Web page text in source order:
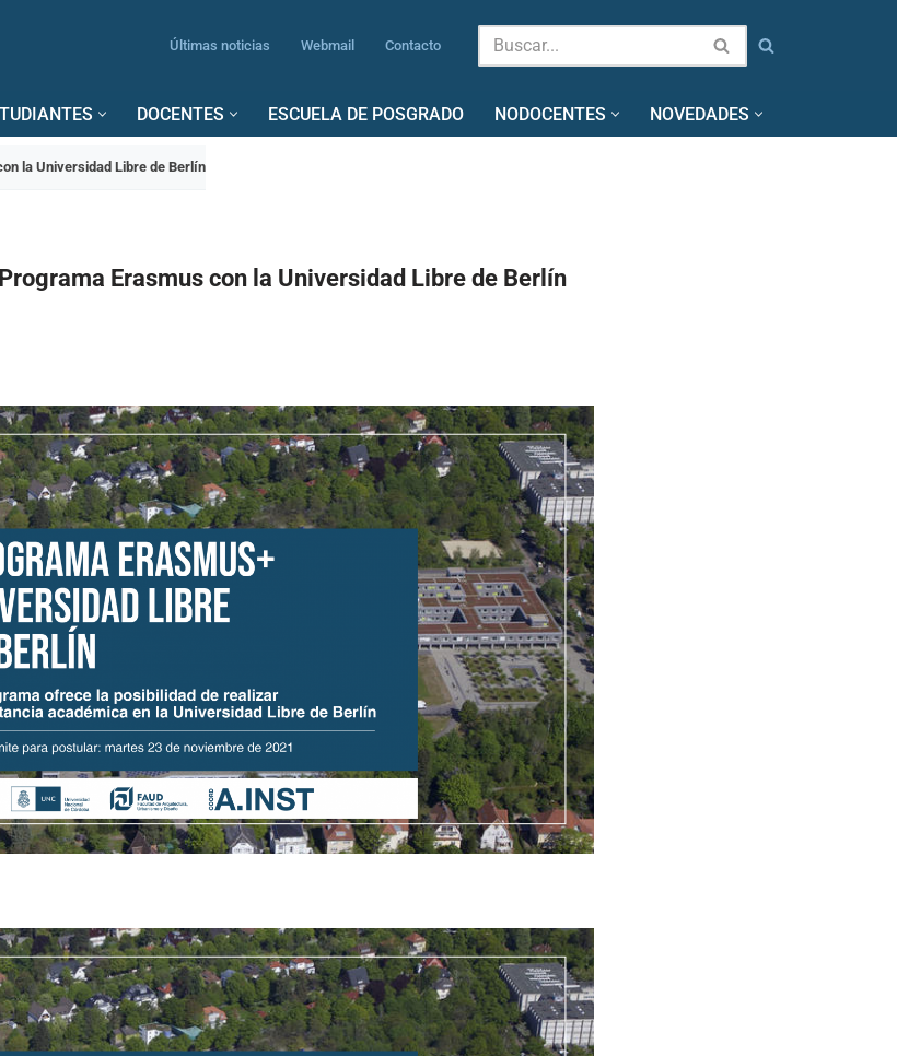
Últimas noticias Webmail Contacto
DOCENTES ESCUELA DE POSGRADO NODOCENTES NOVEDADES
la Universidad Libre de Berlín
Erasmus con la Universidad Libre de Berlín